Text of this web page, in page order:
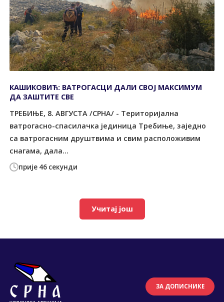
прије 46 секунди
КАШИКОВИЋ: ВАТРОГАСЦИ ДАЛИ СВОЈ МАКСИМУМ
ДА ЗАШТИТЕ СВЕ
ТРЕБИЊЕ, 8. АВГУСТА /СРНА/ - Tериторијална
ватрогасно-спасилачка јединица Tребиње, заједно
са ватрогасним друштвима и свим расположивим
снагама, дала...
Учитај још
ЗА ДОПИСНИКЕ